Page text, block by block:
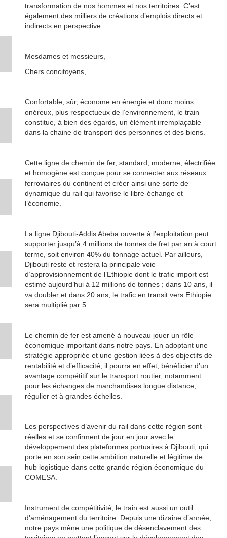
transformation de nos hommes et nos territoires. C’est
également des milliers de créations d’emplois directs et
indirects en perspective.
Mesdames et messieurs,
Chers concitoyens,
Confortable, sûr, économe en énergie et donc moins
onéreux, plus respectueux de l’environnement, le train
constitue, à bien des égards, un élément irremplaçable
dans la chaine de transport des personnes et des biens.
Cette ligne de chemin de fer, standard, moderne, électrifiée
et homogène est conçue pour se connecter aux réseaux
ferroviaires du continent et créer ainsi une sorte de
dynamique du rail qui favorise le libre-échange et
l’économie.
La ligne Djibouti-Addis Abeba ouverte à l’exploitation peut
supporter jusqu’à 4 millions de tonnes de fret par an à court
terme, soit environ 40% du tonnage actuel. Par ailleurs,
Djibouti reste et restera la principale voie
d’approvisionnement de l’Ethiopie dont le trafic import est
estimé aujourd’hui à 12 millions de tonnes ; dans 10 ans, il
va doubler et dans 20 ans, le trafic en transit vers Ethiopie
sera multiplié par 5.
Le chemin de fer est amené à nouveau jouer un rôle
économique important dans notre pays. En adoptant une
stratégie appropriée et une gestion liées à des objectifs de
rentabilité et d’efficacité, il pourra en effet, bénéficier d’un
avantage compétitif sur le transport routier, notamment
pour les échanges de marchandises longue distance,
régulier et à grandes échelles.
Les perspectives d’avenir du rail dans cette région sont
réelles et se confirment de jour en jour avec le
développement des plateformes portuaires à Djibouti, qui
porte en son sein cette ambition naturelle et légitime de
hub logistique dans cette grande région économique du
COMESA.
Instrument de compétitivité, le train est aussi un outil
d'aménagement du territoire. Depuis une dizaine d’année,
notre pays mène une politique de désenclavement des